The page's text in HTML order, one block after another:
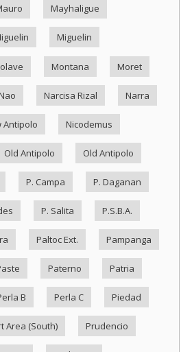
Mayhaligue
Miguelin
Montana Moret
Narcisa Rizal Narra
Antipolo Nicodemus
Old Antipolo Old Antipolo
P. Campa P. Daganan
P. Salita P.S.B.A.
Paltoc Ext. Pampanga
Paterno Patria
B Perla C Piedad
Area (South) Prudencio